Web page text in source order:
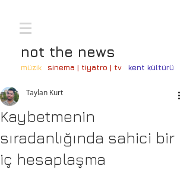
not the news
müzik sinema | tiyatro | tv kent kültürü
Kaybetmenin
sıradanlığında sahici bir
iç hesaplaşma
Taylan Kurt